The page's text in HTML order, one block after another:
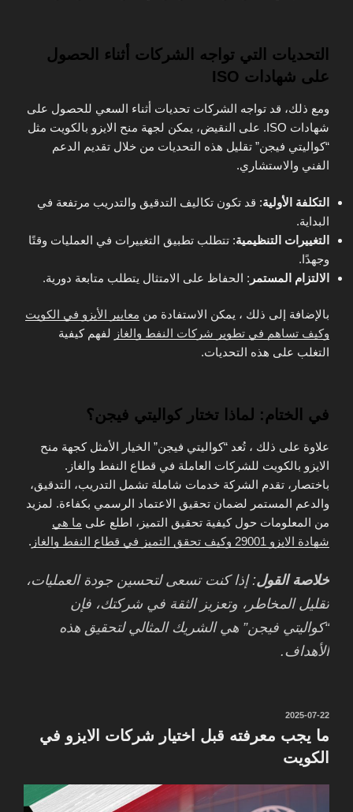
التحديات التي تواجه الشركات أثناء الحصول
على شهادات ISO
ومع ذلك، قد تواجه الشركات تحديات أثناء السعي للحصول على
شهادات ISO. على النقيض، يمكن لجهة منح الايزو بالكويت مثل
“كواليتي فيجن” تقليل هذه التحديات من خلال تقديم الدعم
الفني والاستشاري.
التكلفة الأولية: قد تكون تكاليف التدقيق والتدريب مرتفعة في
البداية.
التغييرات التنظيمية: تتطلب تطبيق التغييرات في العمليات وقتًا
وجهدًا.
الالتزام المستمر : الحفاظ على الامتثال يتطلب متابعة دورية.
بالإضافة إلى ذلك ، يمكن الاستفادة من معايير الأيزو في الكويت
وكيف تساهم في تطوير شركات النفط والغاز لفهم كيفية
التغلب على هذه التحديات.
في الختام: لماذا تختار كواليتي فيجن؟
علاوة على ذلك ، تُعد “كواليتي فيجن” الخيار الأمثل كجهة منح
الايزو بالكويت للشركات العاملة في قطاع النفط والغاز.
باختصار، تقدم الشركة خدمات شاملة تشمل التدريب، التدقيق،
والدعم المستمر لضمان تحقيق الاعتماد الرسمي بكفاءة. لمزيد
من المعلومات حول كيفية تحقيق التميز، اطلع على ما هي
شهادة الايزو 29001 وكيف تحقق التميز في قطاع النفط والغاز
.
خلاصة القول: إذا كنت تسعى لتحسين جودة العمليات،
تقليل المخاطر، وتعزيز الثقة في شركتك، فإن
“كواليتي فيجن” هي الشريك المثالي لتحقيق هذه
الأهداف.
نُشر
في
2025-07-22
ما يجب معرفته قبل اختيار شركات الايزو في
الكويت